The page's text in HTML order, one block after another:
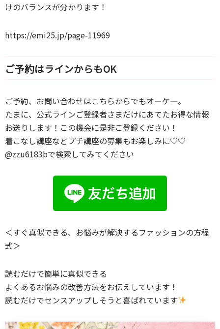
けのバランスが分かります！
https://emi25.jp/page-11969
ご予約はラインからもOK
ご予約、お問い合わせはこちらからでもオーケー。
たまに、公式ラインご登録者さまだけにあてたお得な情報
お送りします！この機会に是非ご登録ください！
着こなし講座などプチ講座の募集もお楽しみに♡♡
@zzu6183bで検索してみてください
＜すぐ真似できる、お悩みが解決するファッションの方程
式＞
読むだけで簡単に真似できる
よくあるお悩みの改善方法をお伝えしています！
読むだけでセンスアップしそうと喜ばれています